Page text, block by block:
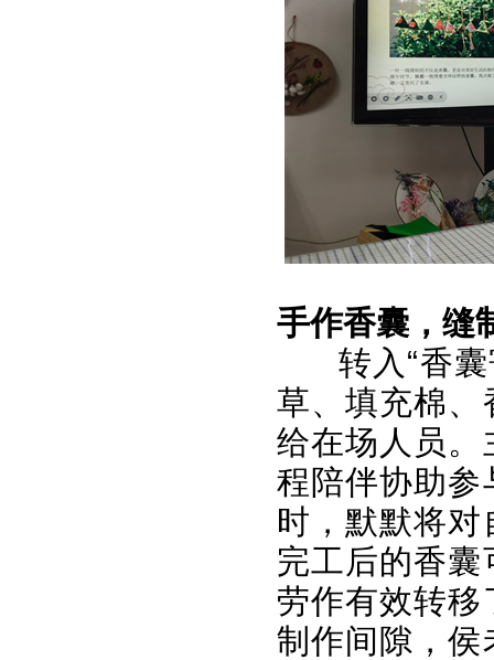
手作香囊，缝
转入“香
草、填充棉、
给在场人员。
程陪伴协助参
时，默默将
完工后的香
劳作有效转
制作间隙，侯